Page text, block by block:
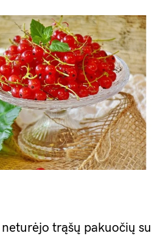
trąšų pakuočių su